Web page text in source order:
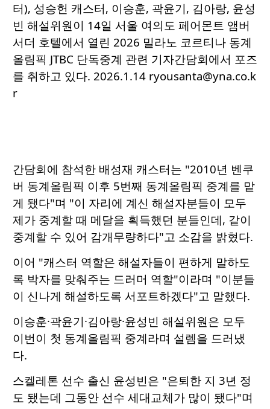
터), 성승헌 캐스터, 이승훈, 곽윤기, 김아랑, 윤성
빈 해설위원이 14일 서울 여의도 페어몬트 앰버
서더 호텔에서 열린 2026 밀라노 코르티나 동계
올림픽 JTBC 단독중계 관련 기자간담회에서 포즈
를 취하고 있다. 2026.1.14 ryousanta@yna.co.k
r
간담회에 참석한 배성재 캐스터는 "2010년 벤쿠
버 동계올림픽 이후 5번째 동계올림픽 중계를 맡
게 됐다"며 "이 자리에 계신 해설자분들이 모두
제가 중계할 때 메달을 획득했던 분들인데, 같이
중계할 수 있어 감개무량하다"고 소감을 밝혔다.
이어 "캐스터 역할은 해설자들이 편하게 말하도
록 박자를 맞춰주는 드러머 역할"이라며 "이분들
이 신나게 해설하도록 서포트하겠다"고 말했다.
이승훈·곽윤기·김아랑·윤성빈 해설위원은 모두
이번이 첫 동계올림픽 중계라며 설렘을 드러냈
다.
스켈레톤 선수 출신 윤성빈은 "은퇴한 지 3년 정
도 됐는데 그동안 선수 세대교체가 많이 됐다"며